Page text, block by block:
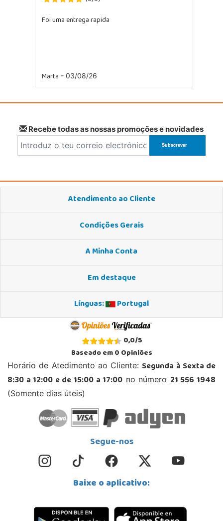
Foi uma entrega rapida
Marta - 03/08/26
Recebe todas as nossas promoções e novidades
Atendimento ao Cliente
Condições Gerais
A Minha Conta
Em destaque
Línguas:
Portugal
0,0/5
Baseado em0Opiniões
Horário de Atedimento ao Cliente: Segunda à Sexta de
8:30 a 12:00 e de 15:00 a 17:00 no número 21 556 1948
(Somente dias úteis)
Segue-nos
Baixe o aplicativo: